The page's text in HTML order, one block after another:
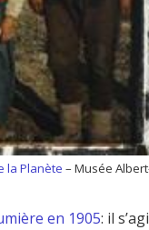
la Planète – Musée
en 1905: il